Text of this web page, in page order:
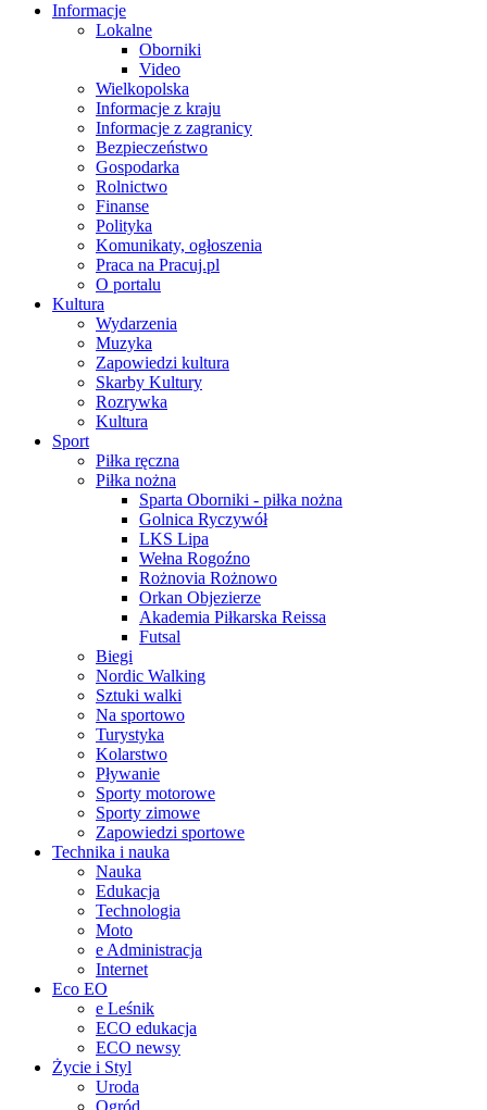
Informacje
Lokalne
Oborniki
Video
Wielkopolska
Informacje z kraju
Informacje z zagranicy
Bezpieczeństwo
Gospodarka
Rolnictwo
Finanse
Polityka
Komunikaty, ogłoszenia
Praca na Pracuj.pl
O portalu
Kultura
Wydarzenia
Muzyka
Zapowiedzi kultura
Skarby Kultury
Rozrywka
Kultura
Sport
Piłka ręczna
Piłka nożna
Sparta Oborniki - piłka nożna
Golnica Ryczywół
LKS Lipa
Wełna Rogoźno
Rożnovia Rożnowo
Orkan Objezierze
Akademia Piłkarska Reissa
Futsal
Biegi
Nordic Walking
Sztuki walki
Na sportowo
Turystyka
Kolarstwo
Pływanie
Sporty motorowe
Sporty zimowe
Zapowiedzi sportowe
Technika i nauka
Nauka
Edukacja
Technologia
Moto
e Administracja
Internet
Eco EO
e Leśnik
ECO edukacja
ECO newsy
Życie i Styl
Uroda
Ogród